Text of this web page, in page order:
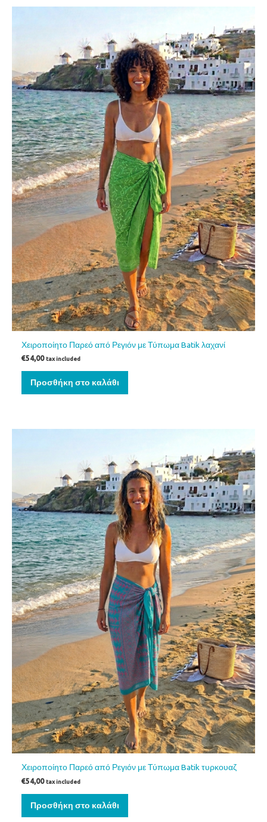
Χειροποίητο Παρεό από Ρεγιόν με Τύπωμα Batik λαχανί
€54,00 tax included
Προσθήκη στο καλάθι
Χειροποίητο Παρεό από Ρεγιόν με Τύπωμα Batik τυρκουαζ
€54,00 tax included
Προσθήκη στο καλάθι